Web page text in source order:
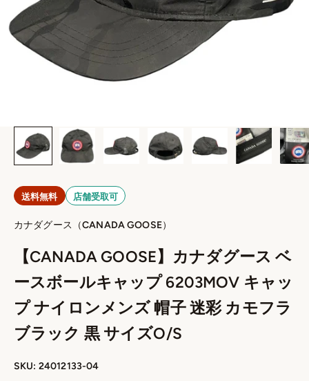
送料無料 店舗受取可
カナダグース（CANADA GOOSE）
【CANADA GOOSE】カナダグース ベ
ースボールキャップ 6203MOV キャッ
プ ナイロンメンズ 帽子 迷彩 カモフラ
ブラック 黒 サイズO/S
SKU: 24012133-04